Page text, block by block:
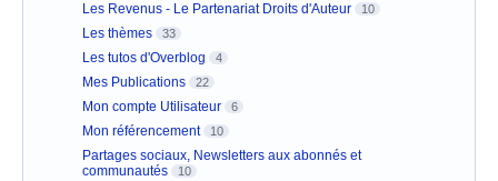
Les Revenus - Le Partenariat Droits d'Auteur 10
Les thèmes 33
Les tutos d'Overblog 4
Mes Publications 22
Mon compte Utilisateur 6
Mon référencement 10
Partages sociaux, Newsletters aux abonnés et
communautés
10